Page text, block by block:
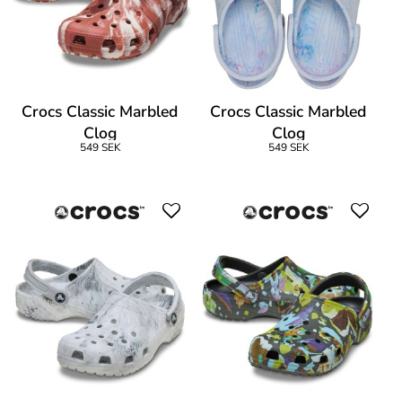
Crocs Classic Marbled
Clog
549 SEK
Crocs Classic Marbled
Clog
549 SEK